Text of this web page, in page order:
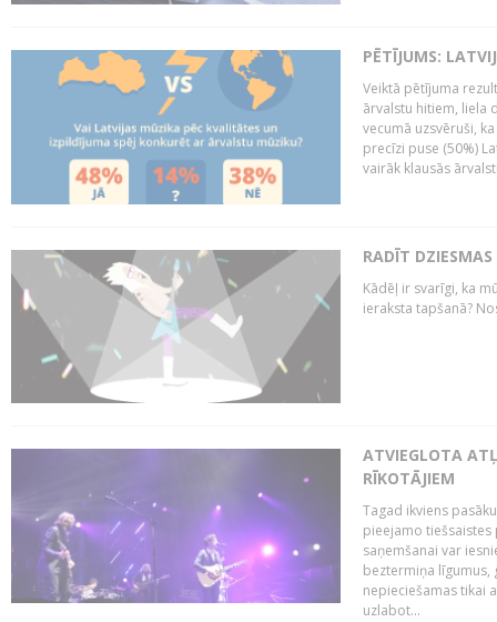
PĒTĪJUMS:
Veiktā pētījuma
ārvalstu hitiem, liela
vecumā uzsvēruši,
precīzi puse (50%)
vairāk klausās
RADĪT
Kādēļ ir svarīgi, ka
ieraksta tapšanā?
ATVIEGLOTA
RĪKOTĀJIEM
Tagad ikviens
pieejamo tiešsaistes
saņemšanai var
beztermiņa līgumus,
nepieciešamas tikai
uzlabot...